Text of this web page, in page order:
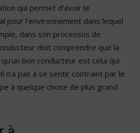
qui permet d’avoir le
pour l’environnement dans lequel
dans son processus de
doit comprendre que la
bon conducteur est celui qui
n’a pas à se sentir contraint par le
à quelque chose de plus grand